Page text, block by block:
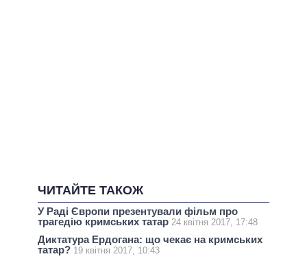
ЧИТАЙТЕ ТАКОЖ
У Раді Європи презентували фільм про
трагедію кримських татар 24 квітня 2017, 17:48
Диктатура Ердогана: що чекає на кримських
татар? 19 квітня 2017, 10:43